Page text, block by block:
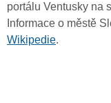
portálu Ventusky na
Informace o městě
Wikipedie.